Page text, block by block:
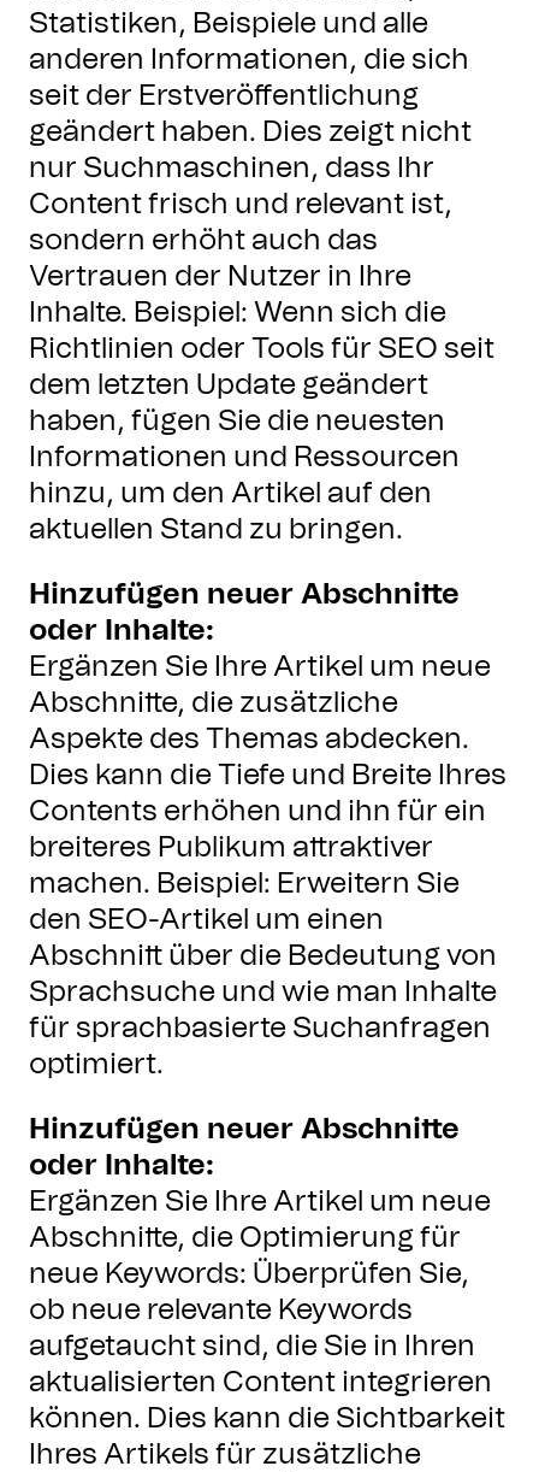
Statistiken, Beispiele und alle
anderen Informationen, die sich
seit der Erstveröffentlichung
geändert haben. Dies zeigt nicht
nur Suchmaschinen, dass Ihr
Content frisch und relevant ist,
sondern erhöht auch das
Vertrauen der Nutzer in Ihre
Inhalte. Beispiel: Wenn sich die
Richtlinien oder Tools für SEO seit
dem letzten Update geändert
haben, fügen Sie die neuesten
Informationen und Ressourcen
hinzu, um den Artikel auf den
aktuellen Stand zu bringen.
Hinzufügen neuer Abschnitte
oder Inhalte:
Ergänzen Sie Ihre Artikel um neue
Abschnitte, die zusätzliche
Aspekte des Themas abdecken.
Dies kann die Tiefe und Breite Ihres
Contents erhöhen und ihn für ein
breiteres Publikum attraktiver
machen. Beispiel: Erweitern Sie
den SEO-Artikel um einen
Abschnitt über die Bedeutung von
Sprachsuche und wie man Inhalte
für sprachbasierte Suchanfragen
optimiert.
Hinzufügen neuer Abschnitte
oder Inhalte:
Ergänzen Sie Ihre Artikel um neue
Abschnitte, die Optimierung für
neue Keywords: Überprüfen Sie,
ob neue relevante Keywords
aufgetaucht sind, die Sie in Ihren
aktualisierten Content integrieren
können. Dies kann die Sichtbarkeit
Ihres Artikels für zusätzliche